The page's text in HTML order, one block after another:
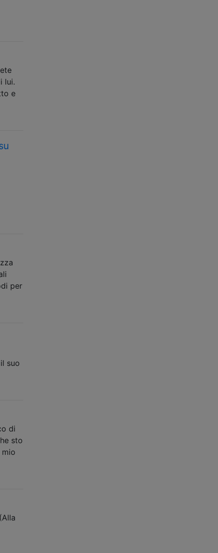
lui.
e
per
suo
di
sto